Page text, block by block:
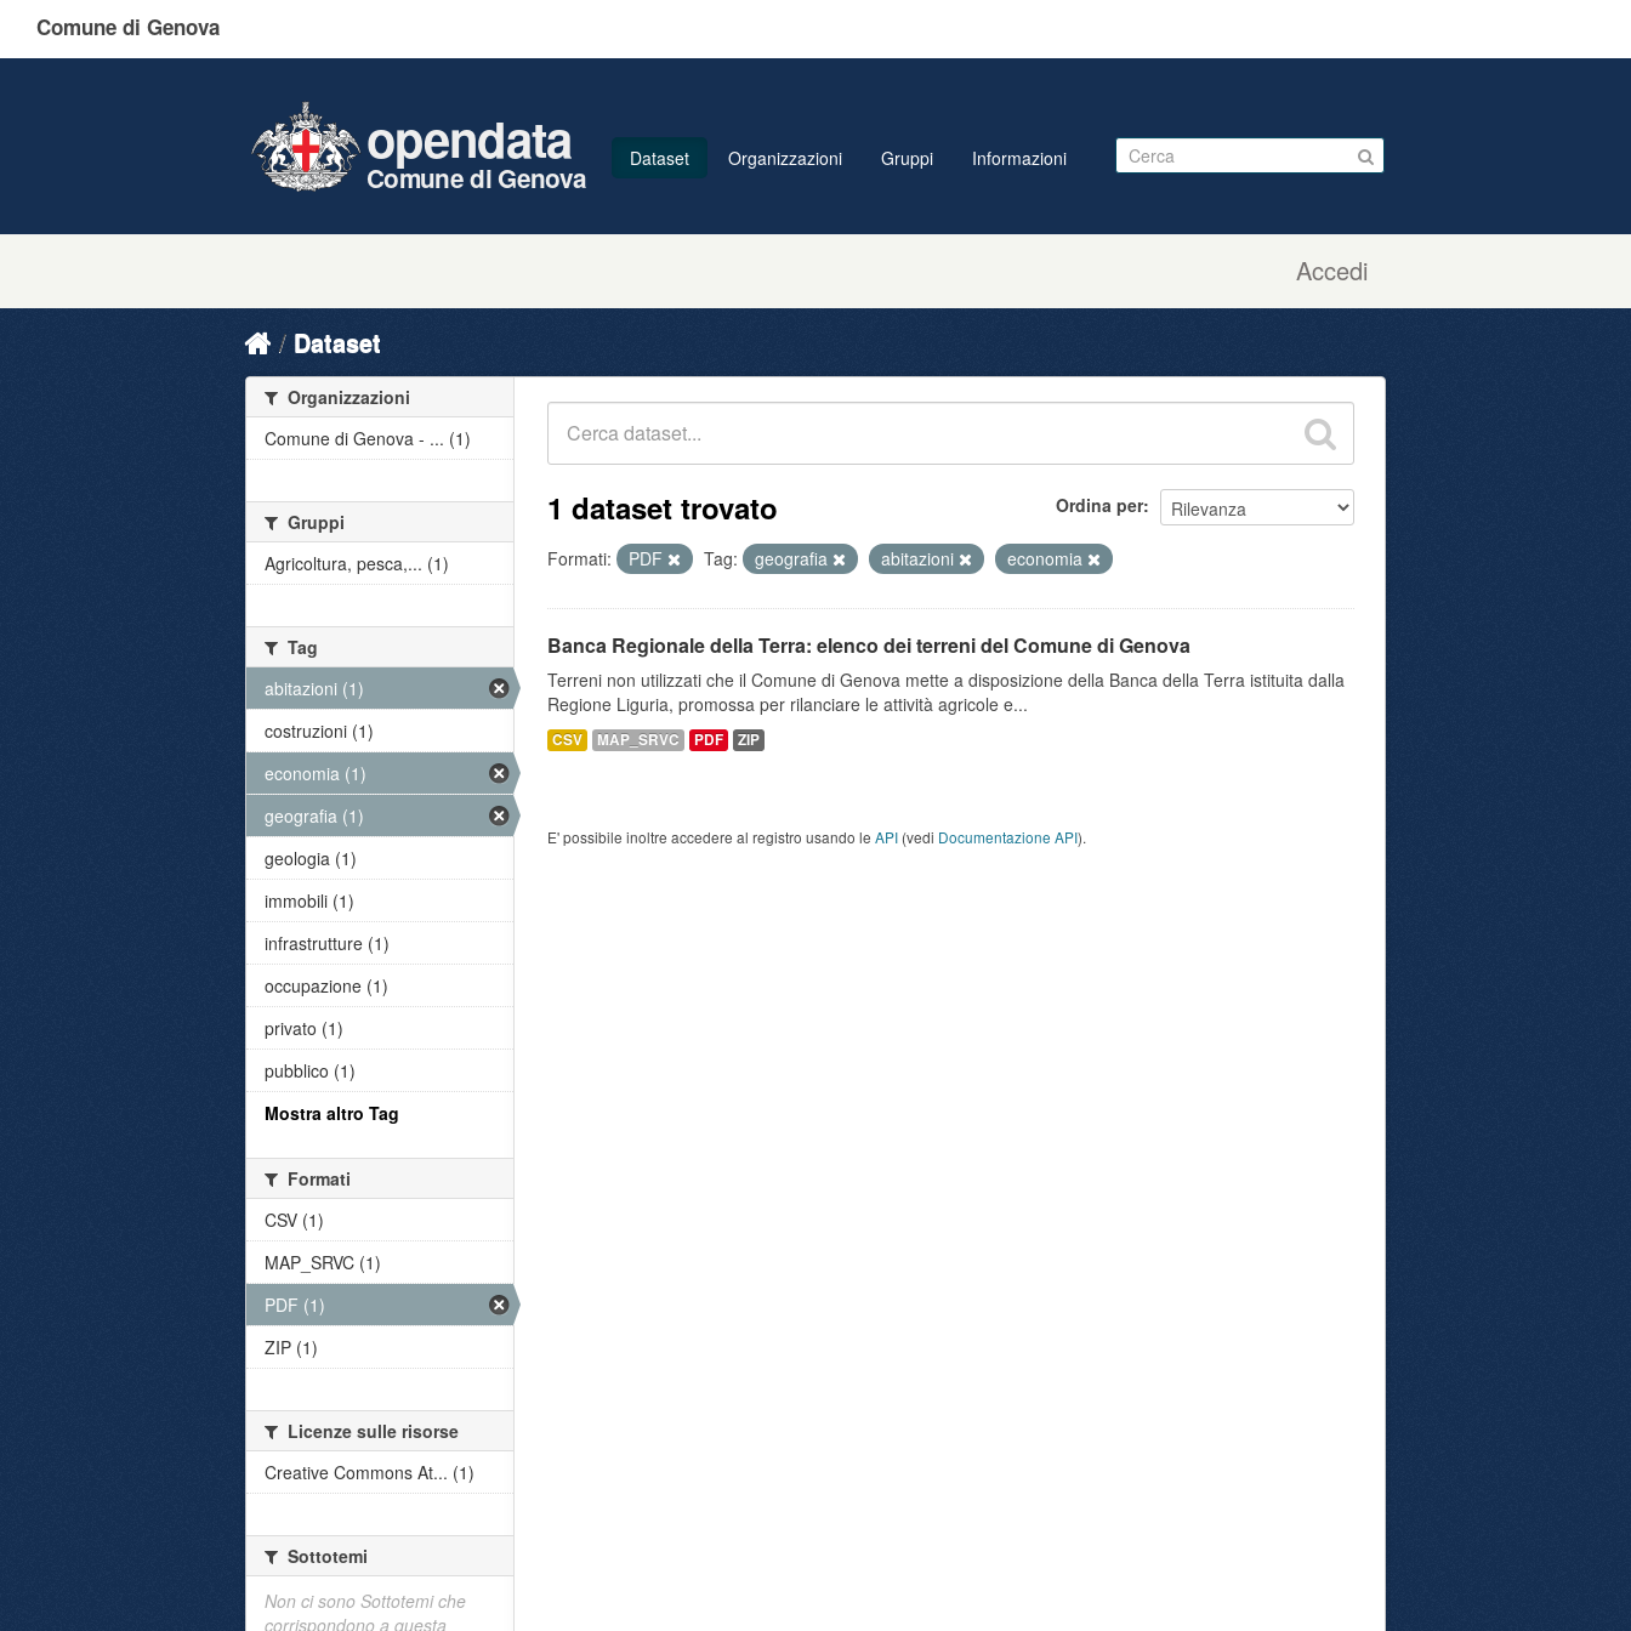
Comune di Genova
Accedi
opendata
Comune di Genova
Dataset Organizzazioni Gruppi Informazioni
Dataset
Ordina per
1 dataset trovato
Formati: PDF Tag: geografia abitazioni economia
Banca Regionale della Terra: elenco dei terreni del Comune di Genova
Terreni non utilizzati che il Comune di Genova mette a disposizione della Banca della Terra istituita dalla
Regione Liguria, promossa per rilanciare le attività agricole e...
CSV MAP_SRVC PDF ZIP
E' possibile inoltre accedere al registro usando le API (vedi Documentazione API).
Organizzazioni
Comune di Genova - ... (1)
Gruppi
Agricoltura, pesca,... (1)
Tag
abitazioni (1)
costruzioni (1)
economia (1)
geografia (1)
geologia (1)
immobili (1)
infrastrutture (1)
occupazione (1)
privato (1)
pubblico (1)
Mostra altro Tag
Formati
CSV (1)
MAP_SRVC (1)
PDF (1)
ZIP (1)
Licenze sulle risorse
Creative Commons At... (1)
Sottotemi
Non ci sono Sottotemi che
corrispondono a questa